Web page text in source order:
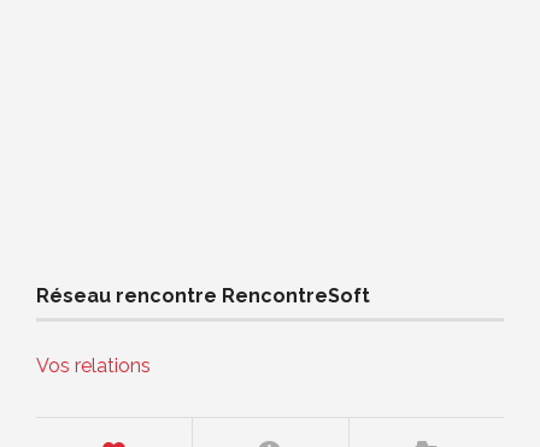
Réseau rencontre RencontreSoft
Vos relations